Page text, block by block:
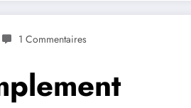
1 Commentaires